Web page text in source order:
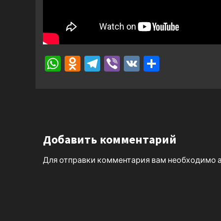
WhatsApp
Odnoklassniki
Telegram
Viber
VK
Добавить комментарий
Для отправки комментария вам необходимо